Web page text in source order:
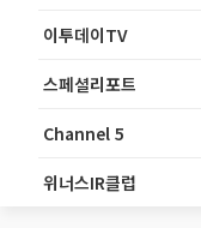
이투데이TV
스페셜리포트
Channel 5
위너스IR클럽